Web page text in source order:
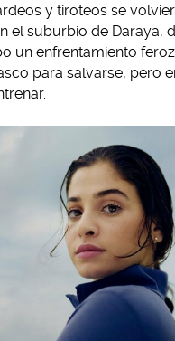
y tiroteos se
el suburbio de Daraya,
un enfrentamiento
para salvarse, pero